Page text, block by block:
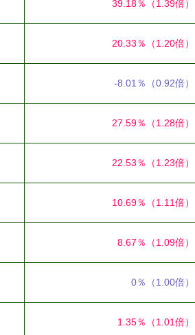
39.18％ （1.39倍）
20.33％ （1.20倍）
-8.01％ （0.92倍）
27.59％ （1.28倍）
22.53％ （1.23倍）
10.69％ （1.11倍）
8.67％ （1.09倍）
0％ （1.00倍）
1.35％ （1.01倍）